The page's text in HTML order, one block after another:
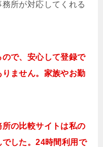
所が対応してくれる
で、安心して登録で
ません。家族やお勤
の比較サイトは私の
した。24時間利用で